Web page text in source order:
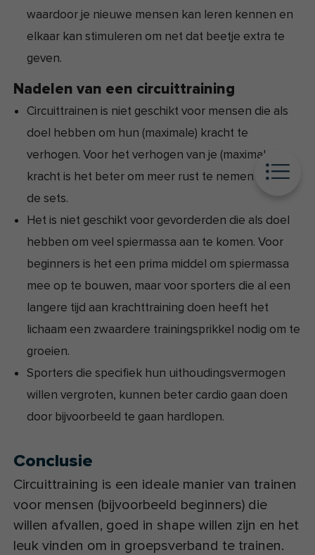
waardoor je nieuwe mensen kan leren kennen en
elkaar kan stimuleren om net dat beetje extra te
geven.
Nadelen van een circuittraining
Circuittrainen is niet geschikt voor mensen die als
doel hebben om hun (maximale) kracht te
verhogen. Voor het verhogen van je (maximale)
kracht is het beter om meer rust te nemen tussen
de sets.
Het is niet geschikt voor gevorderden die als doel
hebben om veel spiermassa aan te komen. Voor
beginners is het een prima middel om spiermassa
mee op te bouwen, maar voor sporters die al een
langere tijd aan krachttraining doen heeft het
lichaam een zwaardere trainingsprikkel nodig om te
groeien.
Sporters die specifiek hun uithoudingsvermogen
willen vergroten, kunnen beter cardio gaan doen
door bijvoorbeeld te gaan hardlopen.
Conclusie
Circuittraining is een ideale manier van trainen
voor mensen (bijvoorbeeld beginners) die
willen afvallen, goed in shape willen zijn en het
leuk vinden om in groepsverband te trainen.